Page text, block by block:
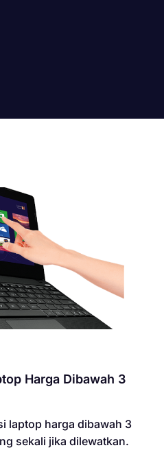
Harga Dibawah 3
laptop harga dibawah 3
sekali jika dilewatkan.